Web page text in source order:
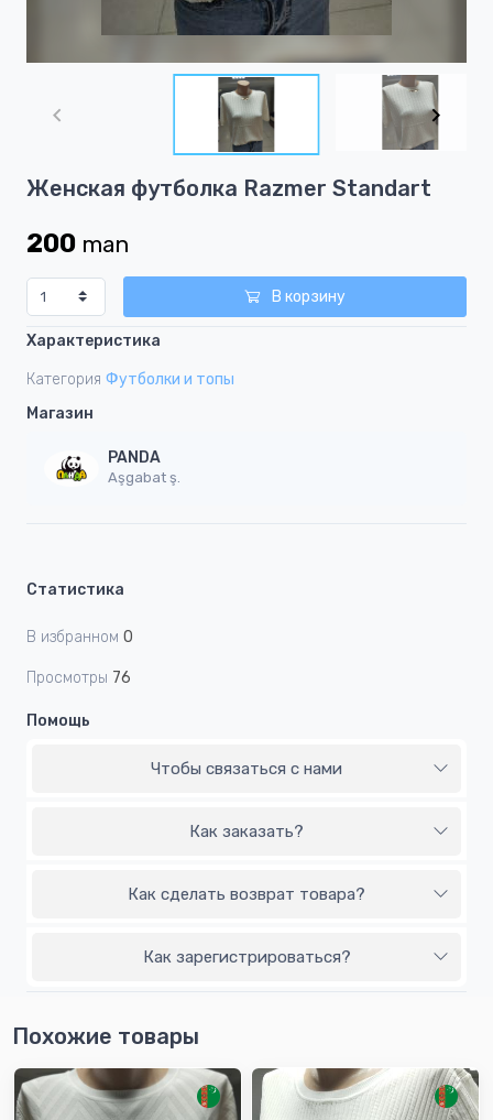
1
2
Женская футболка Razmer Standart
200 man
В корзину
Характеристика
Категория Футболки и топы
Магазин
PANDA
Aşgabat ş.
Статистика
В избранном 0
Просмотры 76
Помощь
Чтобы связаться с нами
Как заказать?
Как сделать возврат товара?
Как зарегистрироваться?
Похожие товары